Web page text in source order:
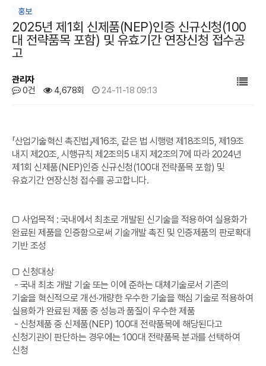
홍보
2025년 제1회 신제품(NEP)인증 신규신청(100
대 전략품목 포함) 및 유효기간 연장신청 접수공
고
관리자
0건
4,678회 24-11-18 09:13
「산업기술혁신 촉진법」제16조, 같은 법 시행령 제18조의5, 제19조
내지 제20조, 시행규칙 제2조의5 내지 제2조의7에 따라 2024년
제1회 신제품(NEP)인증 신규신청(100대 전략품목 포함) 및
유효기간 연장신청 접수를 공고합니다.
□ 사업목적 : 국내에서 최초로 개발된 신기술을 적용하여 실용화가
완료된 제품을 인증함으로써 기술개발 촉진 및 인증제품의 판로확대
기반 조성
□ 신청대상
- 국내 최초 개발 기술 또는 이에 준하는 대체기술로서 기존의
기술을 혁신적으로 개선·개량한 우수한 기술을 핵심 기술로 적용하여
실용화가 완료된 제품 중 성능과 품질이 우수한 제품
- 신청제품 중 신제품(NEP) 100대 전략품목에 해당된다고
신청기관이 판단하는 경우에는 100대 전략품목 분과를 선택하여
신청